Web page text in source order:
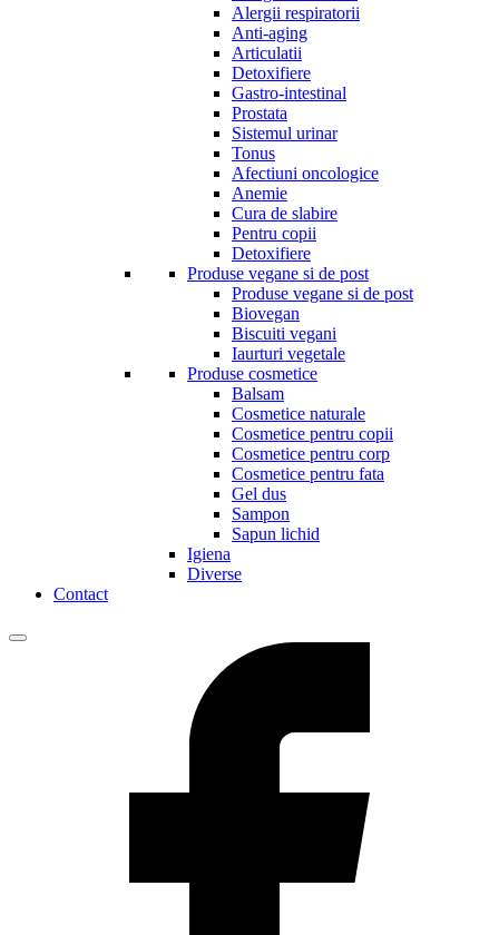
Alergii respiratorii
Anti-aging
Articulatii
Detoxifiere
Gastro-intestinal
Prostata
Sistemul urinar
Tonus
Afectiuni oncologice
Anemie
Cura de slabire
Pentru copii
Detoxifiere
Produse vegane si de post
Produse vegane si de post
Biovegan
Biscuiti vegani
Iaurturi vegetale
Produse cosmetice
Balsam
Cosmetice naturale
Cosmetice pentru copii
Cosmetice pentru corp
Cosmetice pentru fata
Gel dus
Sampon
Sapun lichid
Igiena
Diverse
Contact